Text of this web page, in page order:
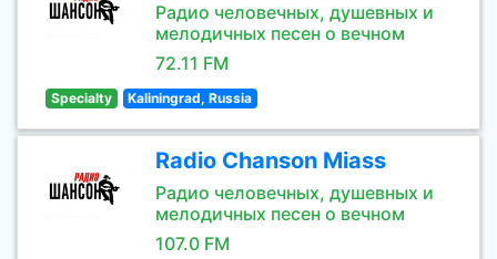
Радио человечных, душевных и
мелодичных песен о вечном
72.11 FM
Specialty Kaliningrad, Russia
Radio Chanson Miass
Радио человечных, душевных и
мелодичных песен о вечном
107.0 FM